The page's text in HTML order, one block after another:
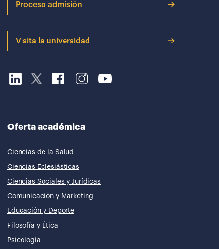
Proceso admisión
Visita la universidad
Oferta académica
Ciencias de la Salud
Ciencias Eclesiásticas
Ciencias Sociales y Jurídicas
Comunicación y Marketing
Educación y Deporte
Filosofía y Ética
Psicología